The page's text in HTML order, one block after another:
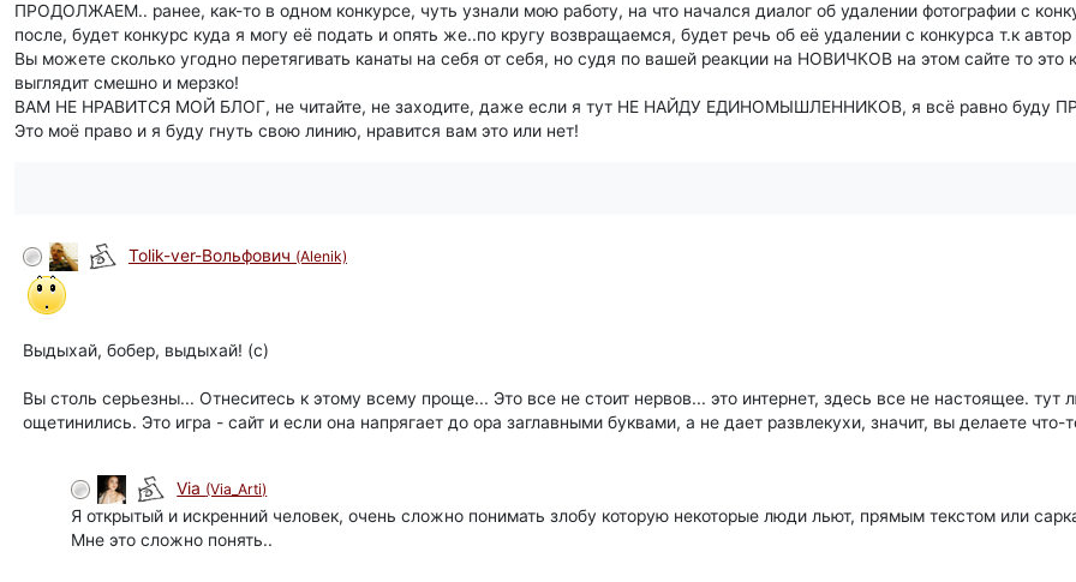
ПРОДОЛЖАЕМ.. ранее, как-то в одном конкурсе, чуть узнали мою работу, на что начался диалог об удалении фотографии с
после, будет конкурс куда я могу её подать и опять же..по кругу возвращаемся, будет речь об её удалении с конкурса т.к
Вы можете сколько угодно перетягивать канаты на себя от себя, но судя по вашей реакции на НОВИЧКОВ на этом сайте то
выглядит смешно и мерзко!
ВАМ НЕ НРАВИТСЯ МОЙ БЛОГ, не читайте, не заходите, даже если я тут НЕ НАЙДУ ЕДИНОМЫШЛЕННИКОВ, я всё равно
Это моё право и я буду гнуть свою линию, нравится вам это или нет!
Tolik-ver-Вольфович (Alenik)
Выдыхай, бобер, выдыхай! (с)
Вы столь серьезны... Отнеситесь к этому всему проще... Это все не стоит нервов... это интернет, здесь все не настоящее.
ощетинились. Это игра - сайт и если она напрягает до ора заглавными буквами, а не дает развлекухи, значит, вы делаете что-
Via (Via_Arti)
Я открытый и искренний человек, очень сложно понимать злобу которую некоторые люди льют, прямым текстом или
Мне это сложно понять..